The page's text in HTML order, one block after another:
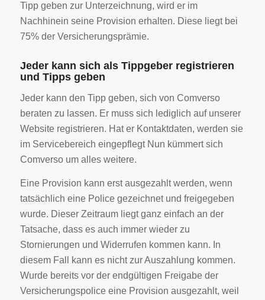
Tipp geben zur Unterzeichnung, wird er im
Nachhinein seine Provision erhalten. Diese liegt bei
75% der Versicherungsprämie.
Jeder kann sich als Tippgeber registrieren
und Tipps geben
Jeder kann den Tipp geben, sich von Comverso
beraten zu lassen. Er muss sich lediglich auf unserer
Website registrieren. Hat er Kontaktdaten, werden sie
im Servicebereich eingepflegt Nun kümmert sich
Comverso um alles weitere.
Eine Provision kann erst ausgezahlt werden, wenn
tatsächlich eine Police gezeichnet und freigegeben
wurde. Dieser Zeitraum liegt ganz einfach an der
Tatsache, dass es auch immer wieder zu
Stornierungen und Widerrufen kommen kann. In
diesem Fall kann es nicht zur Auszahlung kommen.
Wurde bereits vor der endgültigen Freigabe der
Versicherungspolice eine Provision ausgezahlt, weil